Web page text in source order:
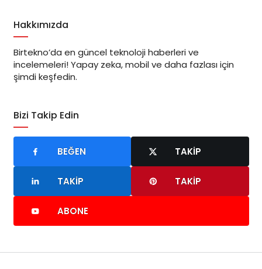
Hakkımızda
Birtekno’da en güncel teknoloji haberleri ve
incelemeleri! Yapay zeka, mobil ve daha fazlası için
şimdi keşfedin.
Bizi Takip Edin
BEĞEN TAKIP
TAKIP TAKIP
ABONE